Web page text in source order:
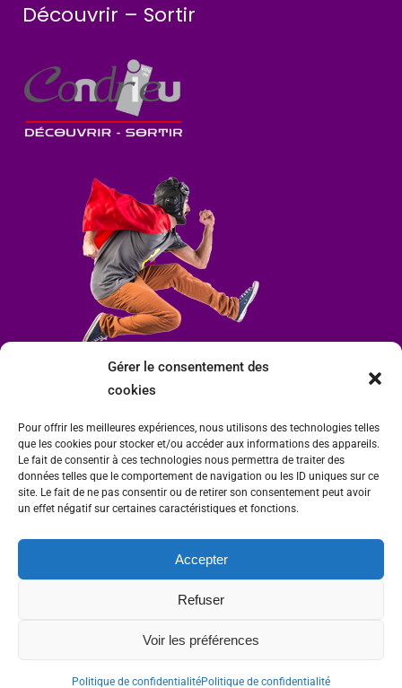
Gérer le consentement des
cookies
Pour offrir les meilleures expériences, nous utilisons des technologies telles
que les cookies pour stocker et/ou accéder aux informations des appareils.
Le fait de consentir à ces technologies nous permettra de traiter des
données telles que le comportement de navigation ou les ID uniques sur ce
site. Le fait de ne pas consentir ou de retirer son consentement peut avoir
un effet négatif sur certaines caractéristiques et fonctions.
Accepter
Refuser
Voir les préférences
Politique de confidentialitéPolitique de confidentialité
Découvrir – Sortir
Mairie de Condrieu | Copyright © 2023 |Mentions légales
Thierry Caizes Freelance| Photos parOmbre et Matière - Photographe